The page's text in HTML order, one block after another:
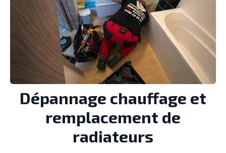
Dépannage chauffage et
remplacement de
radiateurs